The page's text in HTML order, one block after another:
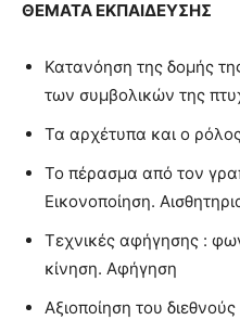
ΘΕΜΑΤΑ ΕΚΠΑΙΔΕΥΣΗΣ
Κατανόηση της δομής
των συμβολικών της
Τα αρχέτυπα και ο
Το πέρασμα από τον
Εικονοποίηση.
Τεχνικές αφήγησης :
κίνηση. Αφήγηση
Αξιοποίηση του